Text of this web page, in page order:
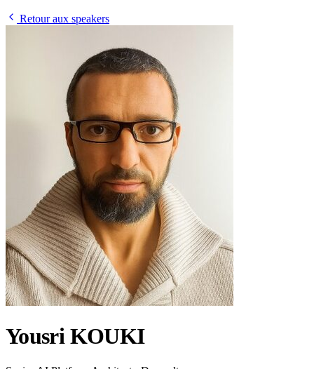
Retour aux speakers
Yousri KOUKI